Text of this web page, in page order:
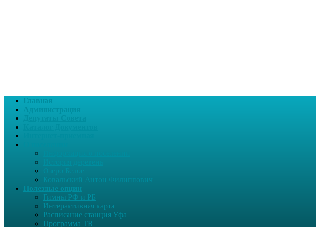
Главная
Администрация
Ковальский Антон Филиппович
Полезные опции
Гимны РФ и РБ
Интерактивная карта
Расписание станция Уфа
Программа ТВ